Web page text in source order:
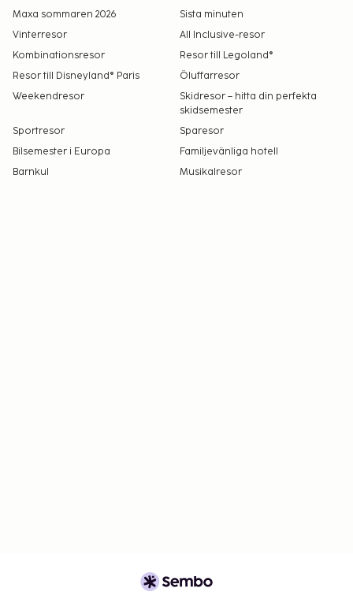
Maxa sommaren 2026
Sista minuten
Vinterresor
All Inclusive-resor
Kombinationsresor
Resor till Legoland®
Resor till Disneyland® Paris
Öluffarresor
Weekendresor
Skidresor – hitta din perfekta
skidsemester
Sportresor
Sparesor
Bilsemester i Europa
Familjevänliga hotell
Barnkul
Musikalresor